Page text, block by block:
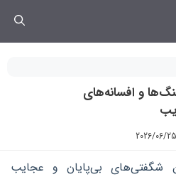
و افسانه‌های
2026/06/25
شگفتی‌های بی‌پایان و عجایب